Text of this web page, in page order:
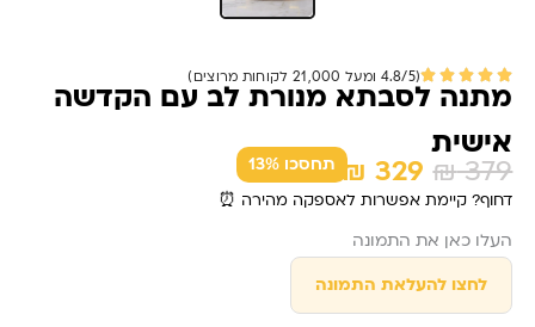
(4.8/5 ומעל 21,000 לקוחות מרוצים)
מתנה לסבתא מנורת לב עם הקדשה
אישית
₪379 המחיר
המקורי
היה:
₪ 379.
₪ 329 המחיר
הנוכחי
₪ 329.
תחסכו 13%
דחוף? קיימת אפשרות לאספקה מהירה ⏰
העלו כאן את התמונה
לחצו להעלאת התמונה
של
מתנה
לסבתא